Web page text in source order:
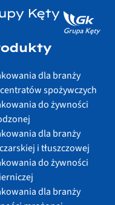
Kęty
dla branży
spożywczych
do żywności
dla branży
i tłuszczowej
do żywności
dla branży